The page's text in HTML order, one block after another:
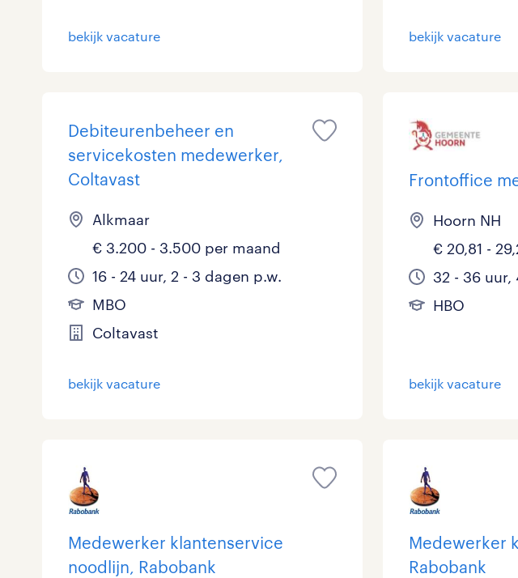
bekijk vacature bekijk vacature
Debiteurenbeheer en
servicekosten medewerker,
Coltavast
Alkmaar
€ 3.200 - 3.500 per maand
16 - 24 uur, 2 - 3 dagen p.w.
MBO
Coltavast
bekijk vacature
Frontoffice
Hoorn NH
€ 20,81 -
32 - 36 uur,
HBO
bekijk vacature
Medewerker klantenservice
noodlijn, Rabobank
Medewerker
Rabobank